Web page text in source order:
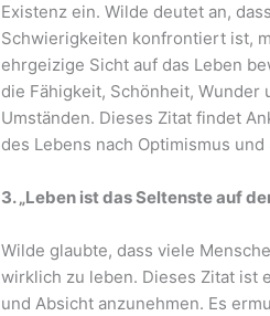
Existenz ein. Wilde deutet an,
Schwierigkeiten konfrontiert ist,
ehrgeizige Sicht auf das Leben
die Fähigkeit, Schönheit,
Umständen. Dieses Zitat findet
des Lebens nach Optimismus und
3. „Leben ist das Seltenste auf
Wilde glaubte, dass viele
wirklich zu leben. Dieses Zitat ist
und Absicht anzunehmen. Es